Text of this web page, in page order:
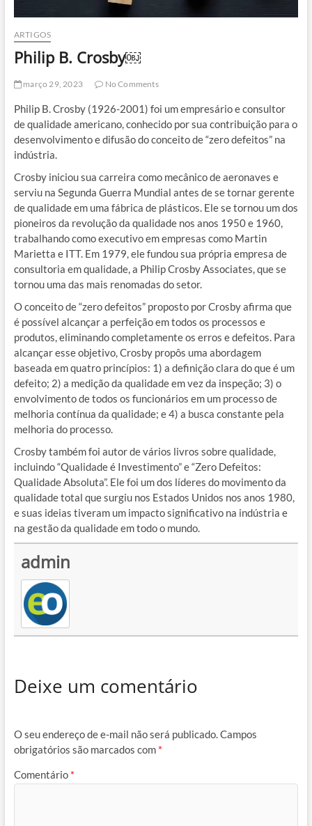
ARTIGOS
Philip B. Crosby￼
março 29, 2023 No Comments
Philip B. Crosby (1926-2001) foi um empresário e consultor
de qualidade americano, conhecido por sua contribuição para o
desenvolvimento e difusão do conceito de “zero defeitos” na
indústria.
Crosby iniciou sua carreira como mecânico de aeronaves e
serviu na Segunda Guerra Mundial antes de se tornar gerente
de qualidade em uma fábrica de plásticos. Ele se tornou um dos
pioneiros da revolução da qualidade nos anos 1950 e 1960,
trabalhando como executivo em empresas como Martin
Marietta e ITT. Em 1979, ele fundou sua própria empresa de
consultoria em qualidade, a Philip Crosby Associates, que se
tornou uma das mais renomadas do setor.
O conceito de “zero defeitos” proposto por Crosby afirma que
é possível alcançar a perfeição em todos os processos e
produtos, eliminando completamente os erros e defeitos. Para
alcançar esse objetivo, Crosby propôs uma abordagem
baseada em quatro princípios: 1) a definição clara do que é um
defeito; 2) a medição da qualidade em vez da inspeção; 3) o
envolvimento de todos os funcionários em um processo de
melhoria contínua da qualidade; e 4) a busca constante pela
melhoria do processo.
Crosby também foi autor de vários livros sobre qualidade,
incluindo “Qualidade é Investimento” e “Zero Defeitos:
Qualidade Absoluta”. Ele foi um dos líderes do movimento da
qualidade total que surgiu nos Estados Unidos nos anos 1980,
e suas ideias tiveram um impacto significativo na indústria e
na gestão da qualidade em todo o mundo.
admin
Deixe um comentário
O seu endereço de e-mail não será publicado.Campos
obrigatórios são marcados com *
Comentário *